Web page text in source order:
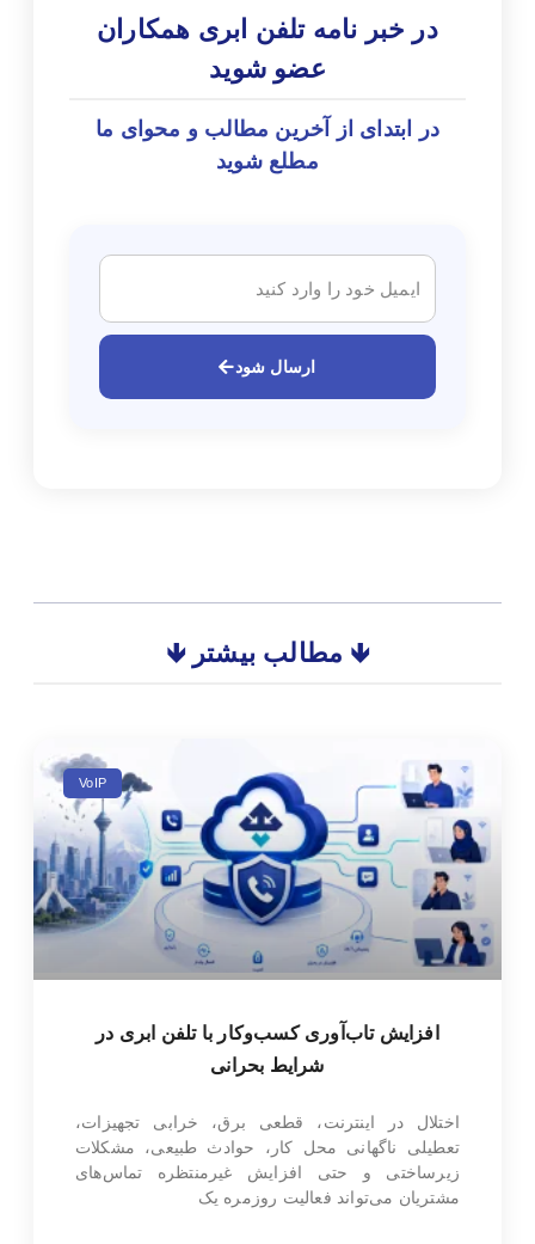
در خبر نامه تلفن ابری همکاران
عضو شوید
در ابتدای از آخرین مطالب و محوای ما
مطلع شوید
ارسال شود
🡻 مطالب بیشتر 🡻
VoIP
افزایش تاب‌آوری کسب‌وکار با تلفن ابری در
شرایط بحرانی
اختلال در اینترنت، قطعی برق، خرابی تجهیزات،
تعطیلی ناگهانی محل کار، حوادث طبیعی، مشکلات
زیرساختی و حتی افزایش غیرمنتظره تماس‌های
مشتریان می‌تواند فعالیت روزمره یک